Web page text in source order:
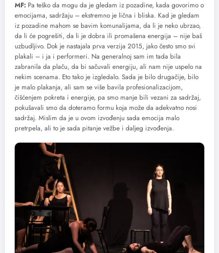
MF: Pa teško da mogu da je gledam iz pozadine, kada govorimo o
emocijama, sadržaju – ekstremno je lična i bliska. Kad je gledam
iz pozadine mahom se bavim komunalijama, da li je neko ubrzao,
da li će pogrešiti, da li je dobra ili promašena energija – nije baš
uzbudljivo. Dok je nastajala prva verzija 2015, jako često smo svi
plakali – i ja i performeri. Na generalnoj sam im tada bila
zabranila da plaču, da bi sačuvali energiju, ali nam nije uspelo na
nekim scenama. Eto tako je izgledalo. Sada je bilo drugačije, bilo
je malo plakanja, ali sam se više bavila profesionalizacijom,
čišćenjem pokreta i energije, pa smo manje bili vezani za sadržaj,
pokušavali smo da doteramo formu koja može da adekvatno nosi
sadržaj. Mislim da je u ovom izvođenju sada emocija malo
pretrpela, ali to je sada pitanje vežbe i daljeg izvođenja.